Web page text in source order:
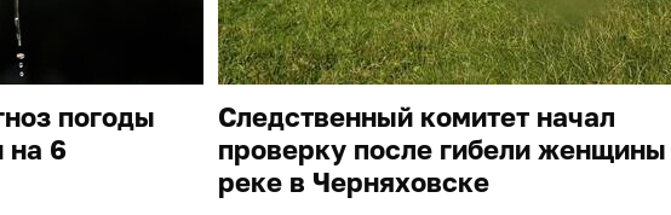
погоды
на 6
Следственный комитет начал
проверку после гибели женщины
реке в Черняховске